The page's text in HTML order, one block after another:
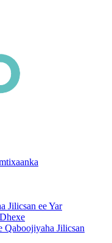
Jilicsan ee Yar
Qaboojiyaha Jilicsan